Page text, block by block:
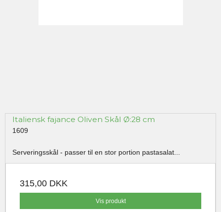
Italiensk fajance Oliven Skål Ø:28 cm
1609
Serveringsskål - passer til en stor portion pastasalat...
315,00 DKK
Vis produkt